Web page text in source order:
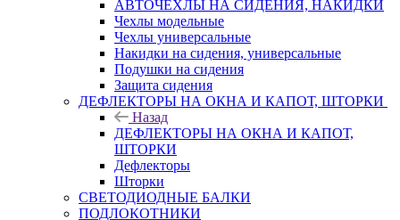
АВТОЧЕХЛЫ НА СИДЕНИЯ, НАКИДКИ
Чехлы модельные
Чехлы универсальные
Накидки на сидения, универсальные
Подушки на сидения
Защита сидения
ДЕФЛЕКТОРЫ НА ОКНА И КАПОТ, ШТОРКИ
Назад
ДЕФЛЕКТОРЫ НА ОКНА И КАПОТ,
ШТОРКИ
Дефлекторы
Шторки
СВЕТОДИОДНЫЕ БАЛКИ
ПОДЛОКОТНИКИ